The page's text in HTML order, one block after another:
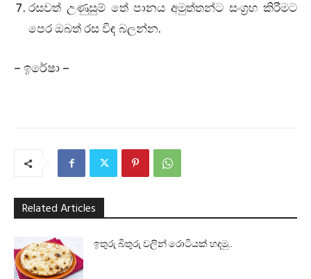
රසවත් උණුසුම් තේ පානය අමුත්තන්ට සංග්‍රහ කිරීමට
පෙර ඔබත් රස විඳ බලන්න.
– ඉරේෂා –
Related Articles
ඉතුරු බිතුරු වලින් රොටියක් හදමු..